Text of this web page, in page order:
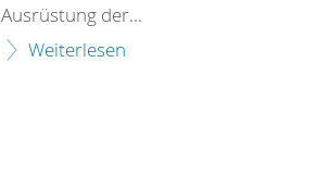
Ausrüstung der...
Weiterlesen